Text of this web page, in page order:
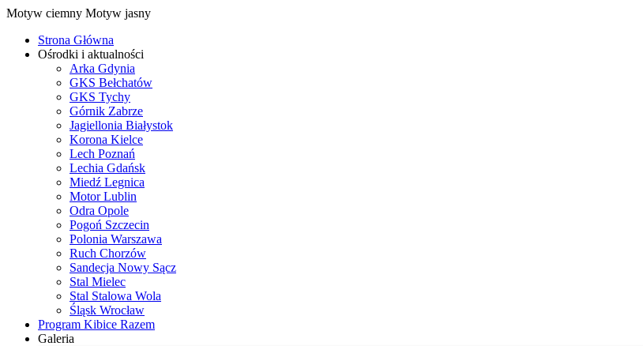
Motyw ciemny Motyw jasny
Strona Główna
Ośrodki i aktualności
Arka Gdynia
GKS Bełchatów
GKS Tychy
Górnik Zabrze
Jagiellonia Białystok
Korona Kielce
Lech Poznań
Lechia Gdańsk
Miedź Legnica
Motor Lublin
Odra Opole
Pogoń Szczecin
Polonia Warszawa
Ruch Chorzów
Sandecja Nowy Sącz
Stal Mielec
Stal Stalowa Wola
Śląsk Wrocław
Program Kibice Razem
Galeria